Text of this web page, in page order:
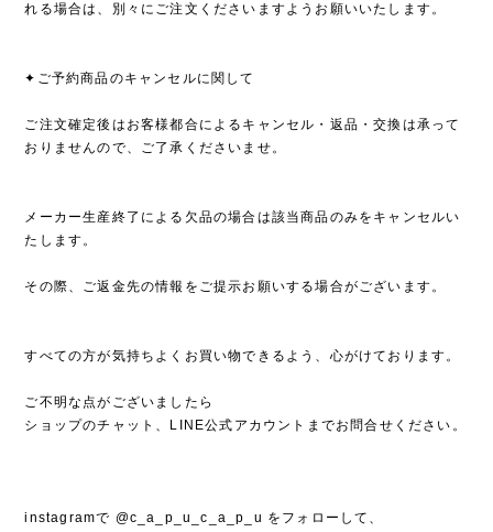
れる場合は、別々にご注文くださいますようお願いいたします。
✦ご予約商品のキャンセルに関して
ご注文確定後はお客様都合によるキャンセル・返品・交換は承って
おりませんので、ご了承くださいませ。
メーカー生産終了による欠品の場合は該当商品のみをキャンセルい
たします。
その際、ご返金先の情報をご提示お願いする場合がございます。
すべての方が気持ちよくお買い物できるよう、心がけております。
ご不明な点がございましたら
ショップのチャット、LINE公式アカウントまでお問合せください。
instagramで @c_a_p_u_c_a_p_u をフォローして、